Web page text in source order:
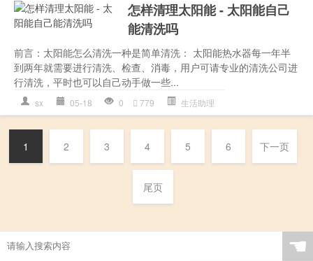
怎样清理太阳能 - 太阳能自己
能清洗吗
前言：太阳能怎么清洗一种是简单清洗： 太阳能热水器每一年半
到两年就需要进行清洗、检查、消毒，用户可请专业的清洗公司进
行清洗，平时也可以自己动手做一些...
sx 05-18 0 779 生活助理
1 2 3 4 5 6 下一页
尾页
☚